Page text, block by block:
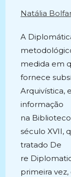
Natália
A
medida em
fornece
Arquivística,
informação
na
século XVII,
tratado De
re
primeira